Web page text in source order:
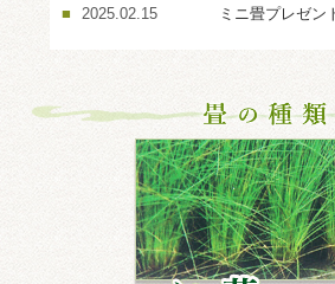
2025.02.15 ミニ畳プレゼン